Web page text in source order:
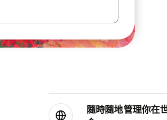
隨時隨地管理你在